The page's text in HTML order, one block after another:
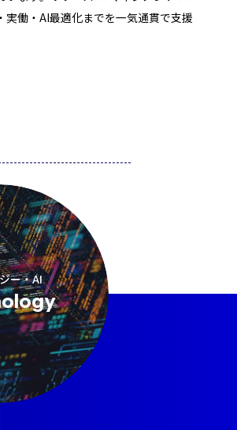
働・AI最適化までを一気通貫で支援
ー・AI